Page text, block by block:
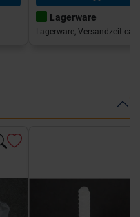
Lagerware
Lagerware, Versandzeit ca.